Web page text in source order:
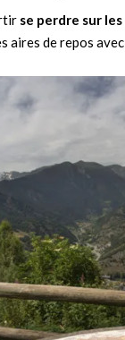
se perdre sur
aires de repos